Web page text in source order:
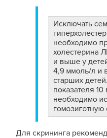
Исключать
необходимо
холестерина
и выше у
4,9 ммоль/л и
старших
показателя
необходимо
Для скрининга